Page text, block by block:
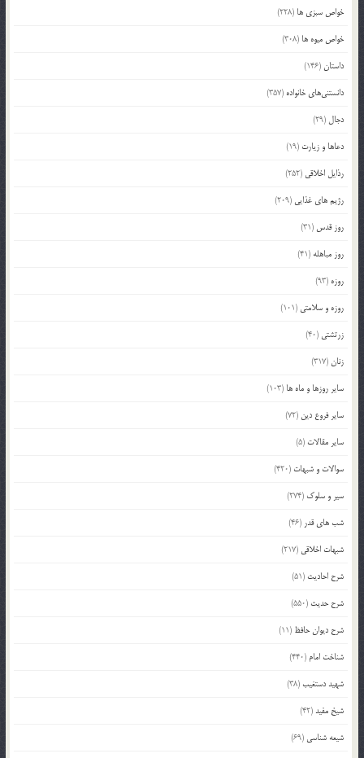
خواص سبزی ها (228)
خواص میوه ها (308)
داستان(146)
دانستنی‌های خانواده (357)
دجال (29)
دعاها و زیارت (19)
رذایل اخلاقی (252)
رژیم های غذایی (209)
روز قدس (31)
روز مباهله (41)
روزه (93)
روزه و سلامتی (101)
زرتشتی (40)
زنان(317)
سایر روزها و ماه ها (103)
سایر فروع دین (72)
سایر مقالات (5)
سوالات و شبهات (420)
سیر و سلوک (274)
شب های قدر (46)
شبهات اخلاقی (217)
شرح احادیث (51)
شرح حدیث (550)
شرح دیوان حافظ (11)
شناخت امام (440)
شهید دستغیب(38)
شیخ مفید(42)
شیعه شناسی (69)